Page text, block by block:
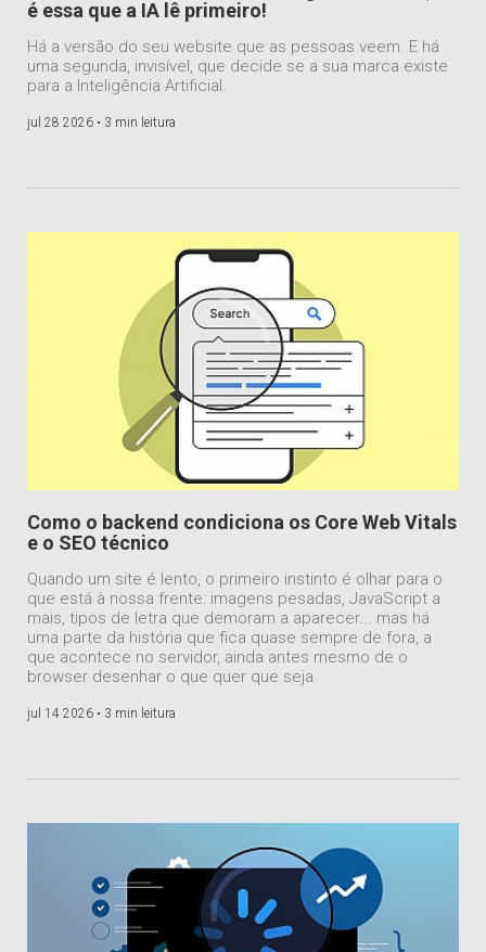
é essa que a IA lê primeiro!
Há a versão do seu website que as pessoas veem. E há
uma segunda, invisível, que decide se a sua marca existe
para a Inteligência Artificial.
jul 28 2026 • 3 min leitura
Como o backend condiciona os Core Web Vitals
e o SEO técnico
Quando um site é lento, o primeiro instinto é olhar para o
que está à nossa frente: imagens pesadas, JavaScript a
mais, tipos de letra que demoram a aparecer... mas há
uma parte da história que fica quase sempre de fora, a
que acontece no servidor, ainda antes mesmo de o
browser desenhar o que quer que seja.
jul 14 2026 • 3 min leitura